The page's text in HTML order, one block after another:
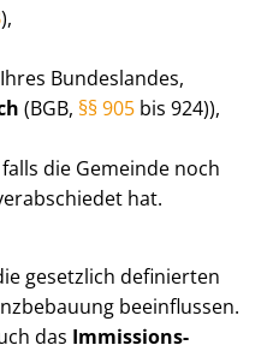
),
Ihres Bundeslandes,
(BGB, §§ 905 bis 924)),
falls die Gemeinde noch
hat.
gesetzlich definierten
beeinflussen.
das Im­mis­si­ons­